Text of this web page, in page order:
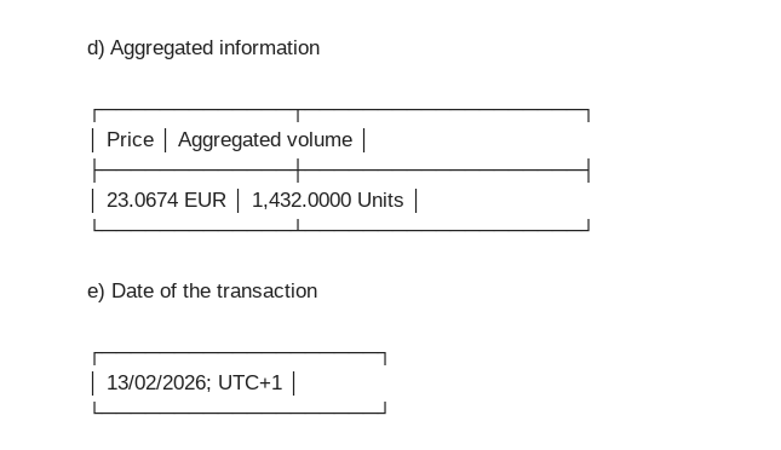
d) Aggregated information
┌─────────────┬───────────────────┐
│ Price │ Aggregated volume │
├─────────────┼───────────────────┤
│ 23.0674 EUR │ 1,432.0000 Units │
└─────────────┴───────────────────┘
e) Date of the transaction
┌───────────────────┐
│ 13/02/2026; UTC+1 │
└───────────────────┘